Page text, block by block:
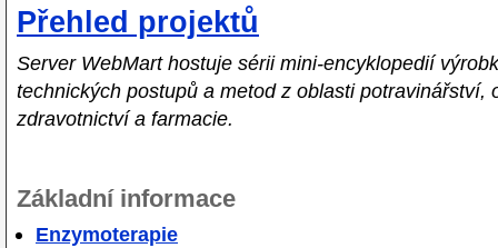
Přehled projektů
Server WebMart hostuje sérii mini-encyklopedií
technických postupů a metod z oblasti potravinářství,
zdravotnictví a farmacie.
Základní informace
Enzymoterapie